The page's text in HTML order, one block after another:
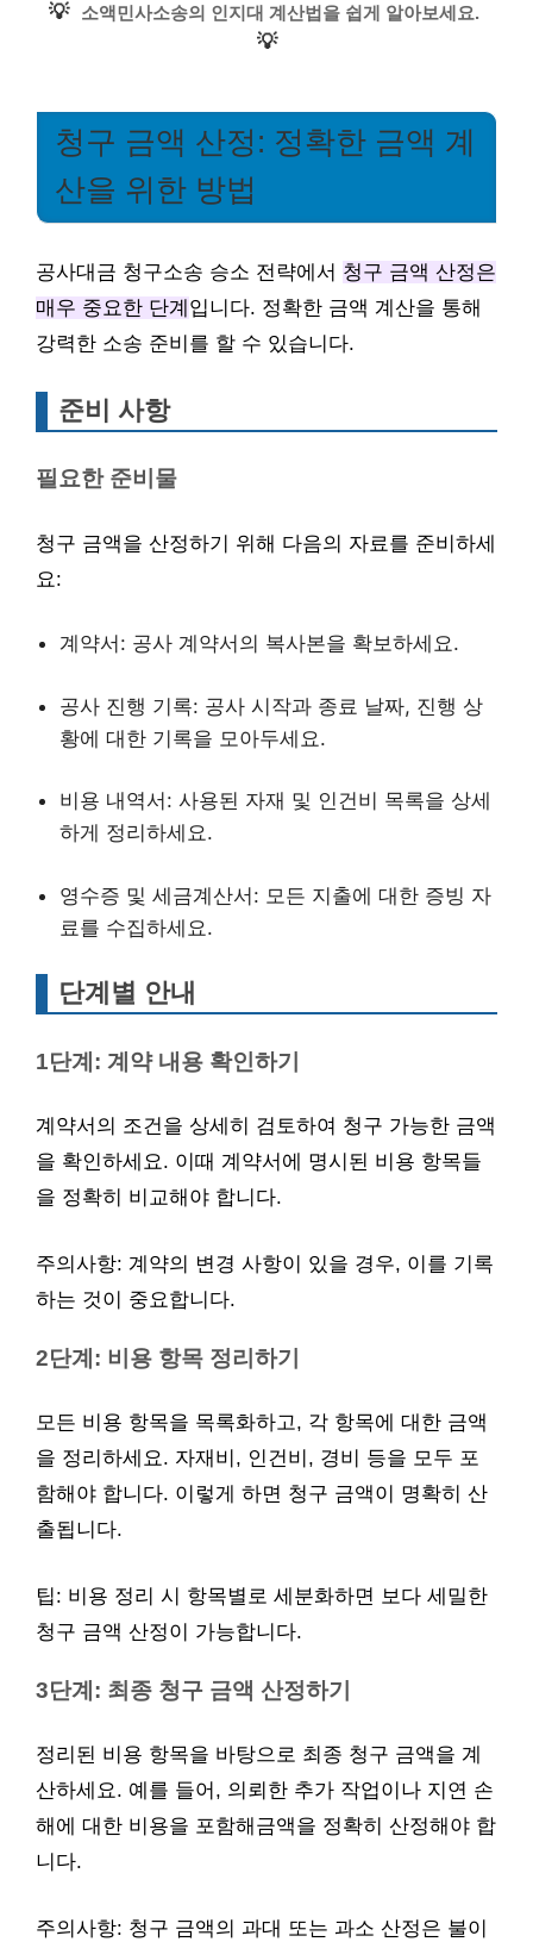
💡 소액민사소송의 인지대 계산법을 쉽게 알아보세요.
💡
청구 금액 산정: 정확한 금액 계
산을 위한 방법
공사대금 청구소송 승소 전략에서 청구 금액 산정은
매우 중요한 단계 입니다. 정확한 금액 계산을 통해
강력한 소송 준비를 할 수 있습니다.
준비 사항
필요한 준비물
청구 금액을 산정하기 위해 다음의 자료를 준비하세
요:
계약서: 공사 계약서의 복사본을 확보하세요.
공사 진행 기록: 공사 시작과 종료 날짜, 진행 상
황에 대한 기록을 모아두세요.
비용 내역서: 사용된 자재 및 인건비 목록을 상세
하게 정리하세요.
영수증 및 세금계산서: 모든 지출에 대한 증빙 자
료를 수집하세요.
단계별 안내
1단계: 계약 내용 확인하기
계약서의 조건을 상세히 검토하여 청구 가능한 금액
을 확인하세요. 이때 계약서에 명시된 비용 항목들
을 정확히 비교해야 합니다.
주의사항: 계약의 변경 사항이 있을 경우, 이를 기록
하는 것이 중요합니다.
2단계: 비용 항목 정리하기
모든 비용 항목을 목록화하고, 각 항목에 대한 금액
을 정리하세요. 자재비, 인건비, 경비 등을 모두 포
함해야 합니다. 이렇게 하면 청구 금액이 명확히 산
출됩니다.
팁: 비용 정리 시 항목별로 세분화하면 보다 세밀한
청구 금액 산정이 가능합니다.
3단계: 최종 청구 금액 산정하기
정리된 비용 항목을 바탕으로 최종 청구 금액을 계
산하세요. 예를 들어, 의뢰한 추가 작업이나 지연 손
해에 대한 비용을 포함해금액을 정확히 산정해야 합
니다.
주의사항: 청구 금액의 과대 또는 과소 산정은 불이